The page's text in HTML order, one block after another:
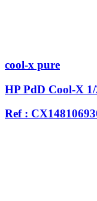
cool-x pure
HP PdD Cool-X
Ref :